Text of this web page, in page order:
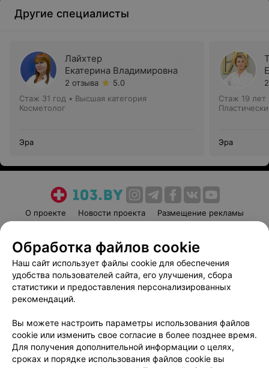
Другие специалисты
Лайхтер
Екатерина Владимировна
2 отзыва
5.0
Стаж 31 год • Высшая категория
Косметолог
Эра
Стаж 19 лет
Эра
О проекте Новости проекта
Размещение рекламы
Пользовательское соглашение
Способы оплаты
Вакансии
Партнеры
Написать руководителю 103.by
Обработка персональных данных
Обработка файлов cookie
Наш сайт использует файлы cookie для обеспечения
удобства пользователей сайта, его улучшения, сбора
статистики и предоставления персонализированных
рекомендаций.
Вы можете настроить параметры использования файлов
cookie или изменить свое согласие в более позднее время.
Для получения дополнительной информации о целях,
сроках и порядке использования файлов cookie вы